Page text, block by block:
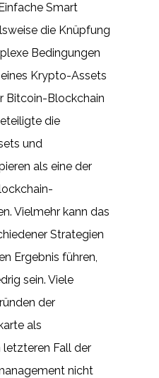
Smart
die Knüpfung
Bedingungen
Krypto-Assets
Bitcoin-Blockchain
die
und
als eine der
Vielmehr kann das
Strategien
Ergebnis führen,
sein. Viele
der
als
Fall der
nicht